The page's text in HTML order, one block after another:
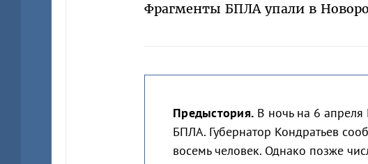
Фрагменты БПЛА упали в
Предыстория. В ночь на 6
БПЛА. Губернатор Кондратьев
восемь человек. Однако позже